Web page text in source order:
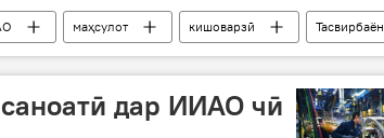
маҳсулот кишоварзӣ Тасвирбаён
дар ИИАО чӣ